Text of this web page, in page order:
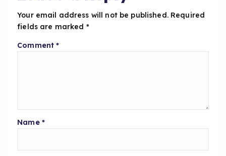
k
Your email address will not be published. Required
fields are marked *
Comment*
Name *